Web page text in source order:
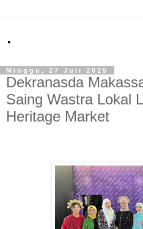
.
Minggu, 27 Juli 2025
Dekranasda
Saing Wastra Lokal
Heritage Market